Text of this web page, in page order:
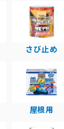
さび止め
屋根用